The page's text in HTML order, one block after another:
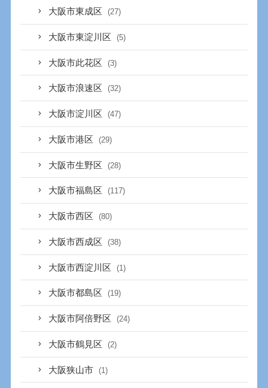
大阪市東成区 (27)
大阪市東淀川区 (5)
大阪市此花区 (3)
大阪市浪速区 (32)
大阪市淀川区 (47)
大阪市港区 (29)
大阪市生野区 (28)
大阪市福島区 (117)
大阪市西区 (80)
大阪市西成区 (38)
大阪市西淀川区 (1)
大阪市都島区 (19)
大阪市阿倍野区 (24)
大阪市鶴見区 (2)
大阪狭山市 (1)